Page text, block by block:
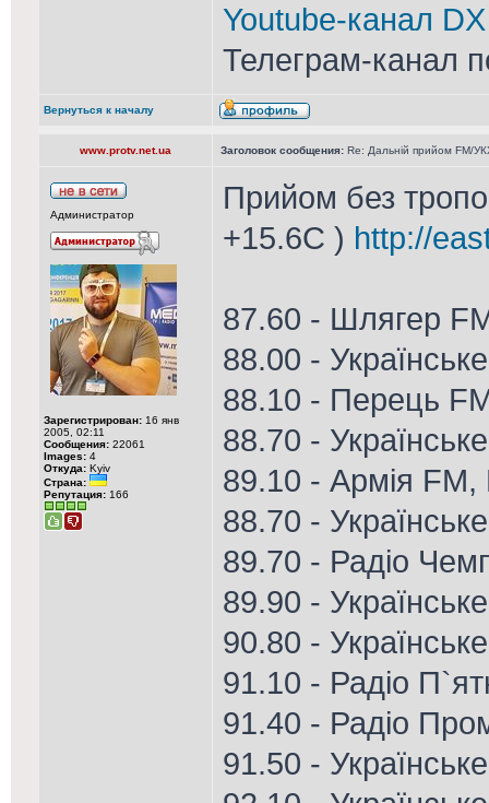
Youtube-канал
Телеграм-канал
Вернуться к началу
www.protv.net.ua Заголовок сообщения: Re: Дальній прийом FM/
Администратор
Зарегистрирован: 16 янв
2005, 02:11
Сообщения: 22061
Images: 4
Откуда: Kyiv
Страна:
Репутация: 166
Прийом без
+15.6С ) http://
87.60 - Шлягер
88.00 -
88.10 - Перець
88.70 -
89.10 - Армія FM,
88.70 -
89.70 - Радіо
89.90 -
90.80 -
91.10 - Радіо
91.40 - Радіо
91.50 -